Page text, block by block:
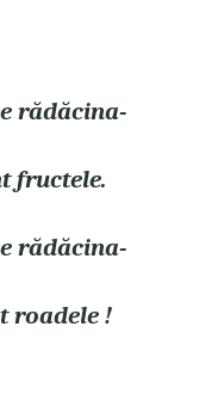
rădăcina-
fructele.
rădăcina-
roadele !